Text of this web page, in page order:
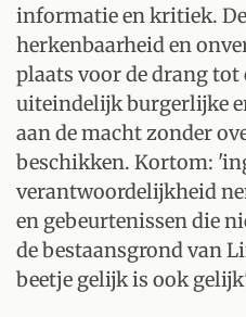
informatie en kritiek.
herkenbaarheid en
plaats voor de drang
uiteindelijk burgerlijke
aan de macht zonder
beschikken. Kortom:
verantwoordelijkheid
en gebeurtenissen die
de bestaansgrond van
beetje gelijk is ook